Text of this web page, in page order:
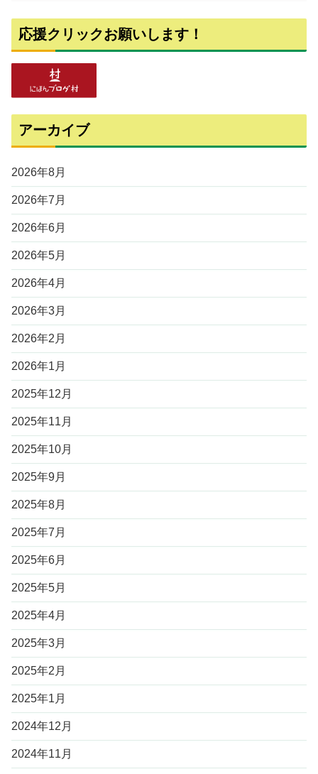
応援クリックお願いします！
アーカイブ
2026年8月
2026年7月
2026年6月
2026年5月
2026年4月
2026年3月
2026年2月
2026年1月
2025年12月
2025年11月
2025年10月
2025年9月
2025年8月
2025年7月
2025年6月
2025年5月
2025年4月
2025年3月
2025年2月
2025年1月
2024年12月
2024年11月